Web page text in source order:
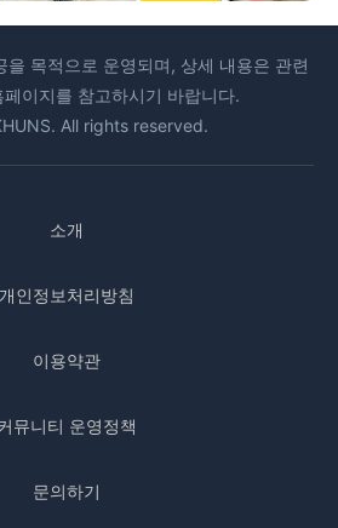
을 목적으로 운영되며, 상세 내용은 관련
이지를 참고하시기 바랍니다.
All rights reserved.
소개
개인정보처리방침
이용약관
뮤니티 운영정책
문의하기